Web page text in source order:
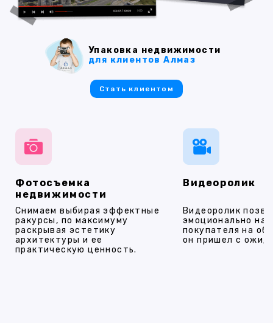
Фотосъемка
недвижимости
Снимаем выбирая эффектные
ракурсы, по максимуму
раскрывая эстетику
архитектуры и ее
практическую ценность.
Видеоролик
Видеоролик
эмоционально
покупателя на
он пришел с
Упаковка недвижимости
для клиентов Алмаз
Стать клиентом